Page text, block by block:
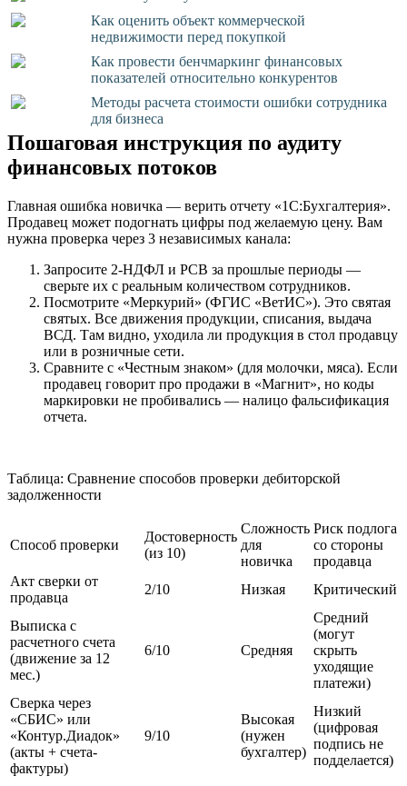
Как оценить объект коммерческой
недвижимости перед покупкой
Как провести бенчмаркинг финансовых
показателей относительно конкурентов
Методы расчета стоимости ошибки сотрудника
для бизнеса
Пошаговая инструкция по аудиту
финансовых потоков
Главная ошибка новичка — верить отчету «1С:Бухгалтерия».
Продавец может подогнать цифры под желаемую цену. Вам
нужна проверка через 3 независимых канала:
Запросите 2-НДФЛ и РСВ за прошлые периоды —
сверьте их с реальным количеством сотрудников.
Посмотрите «Меркурий» (ФГИС «ВетИС»). Это святая
святых. Все движения продукции, списания, выдача
ВСД. Там видно, уходила ли продукция в стол продавцу
или в розничные сети.
Сравните с «Честным знаком» (для молочки, мяса). Если
продавец говорит про продажи в «Магнит», но коды
маркировки не пробивались — налицо фальсификация
отчета.
Таблица: Сравнение способов проверки дебиторской
задолженности
Способ проверки
Достоверность
(из 10)
Сложность
для
новичка
Риск подлога
со стороны
продавца
Акт сверки от
продавца
2/10 Низкая Критический
Выписка с
расчетного счета
(движение за 12
мес.)
6/10 Средняя
Средний
(могут
скрыть
уходящие
платежи)
Сверка через
«СБИС» или
«Контур.Диадок»
(акты + счета-
фактуры)
9/10
Высокая
(нужен
бухгалтер)
Низкий
(цифровая
подпись не
подделается)